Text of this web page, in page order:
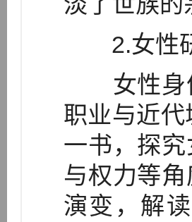
2.女性
女性身份
职业与近
一书，探
与权力等
演变，解